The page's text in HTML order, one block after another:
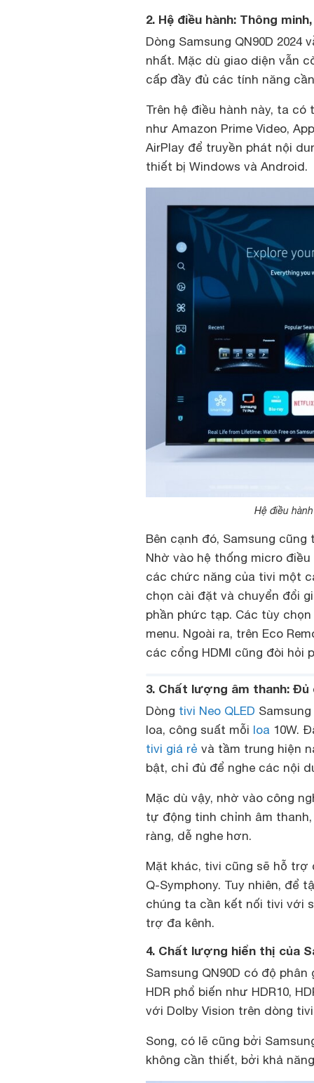
2. Hệ điều hành: Thông
Dòng Samsung QN90D
nhất. Mặc dù giao diện vẫn
cấp đầy đủ các tính năng
Trên hệ điều hành này, ta
như Amazon Prime Video,
AirPlay để truyền phát nội
thiết bị Windows và Android.
Hệ điều
Bên cạnh đó, Samsung
Nhờ vào hệ thống micro
các chức năng của tivi một
chọn cài đặt và chuyển đổi
phần phức tạp. Các tùy
menu. Ngoài ra, trên Eco
các cổng HDMI cũng đòi hỏi
3. Chất lượng âm thanh: Đủ
Dòng tivi Neo QLED
loa, công suất mỗi loa 10W.
tivi giá rẻ và tầm trung hiện
bật, chỉ đủ để nghe các nội
Mặc dù vậy, nhờ vào công
tự động tinh chỉnh âm
ràng, dễ nghe hơn.
Mặt khác, tivi cũng sẽ hỗ trợ
Q-Symphony. Tuy nhiên, để
chúng ta cần kết nối tivi với
trợ đa kênh.
4. Chất lượng hiển thị của
Samsung QN90D có độ
HDR phổ biến như HDR10,
với Dolby Vision trên dòng
Song, có lẽ cũng bởi
không cần thiết, bởi khả